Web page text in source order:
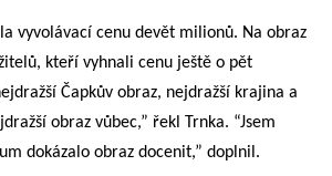
vyvolávací cenu devět milionů. Na obraz
kteří vyhnali cenu ještě o pět
Čapkův obraz, nejdražší krajina a
obraz vůbec,” řekl Trnka. “Jsem
dokázalo obraz docenit,” doplnil.